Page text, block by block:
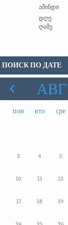
ამინდი
დღე
ღამე
ПОИСК ПО ДАТЕ
пон вто сре
3 4 5
10 11 12
17 18 19